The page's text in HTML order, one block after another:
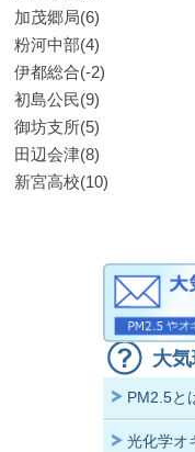
加茂郷局(6)
粉河中部(4)
伊都総合(-2)
初島公民(9)
御坊支所(5)
田辺会津(8)
新宮高校(10)
大
PM2.5と
光化学オ